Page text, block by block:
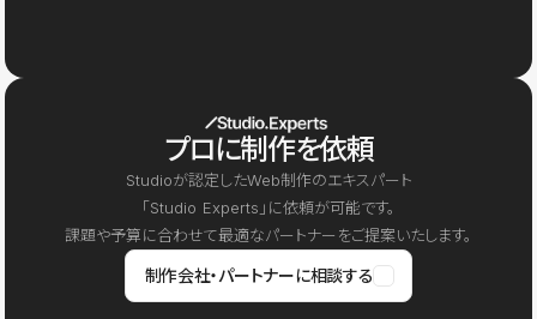
プロに制作を依頼
Studioが認定したWeb制作のエキスパート
「Studio Experts」に依頼が可能です。
課題や予算に合わせて最適なパートナーをご提案いたします。
制作会社・パートナーに相談する